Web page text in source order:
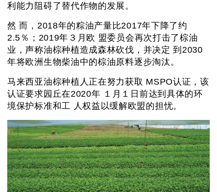
利能力阻碍了替代作物的发展。
然 而，2018年的粽油产量比2017年下降了约
2.5％；2019年３月欧 盟委员会再次打击了棕油
业，声称油棕种植造成森林砍伐，并决定 到2030
年将欧洲生物柴油中的棕油原料逐步淘汰。
马来西亚油棕种植人正在努力获取 MSPO认证，该
认证要求园丘在2020年 １月１日前达到具体的环
境保护标准和工 人权益以缓解欧盟的担忧。